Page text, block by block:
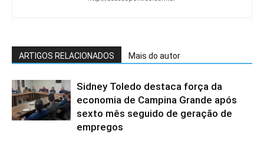
ARTIGOS RELACIONADOS Mais do autor
Sidney Toledo destaca força da
economia de Campina Grande após
sexto mês seguido de geração de
empregos